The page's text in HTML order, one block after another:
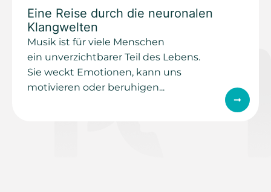
Eine Reise durch die neuronalen
Klangwelten
Musik ist für viele Menschen
ein unverzichtbarer Teil des Lebens.
Sie weckt Emotionen, kann uns
motivieren oder beruhigen...